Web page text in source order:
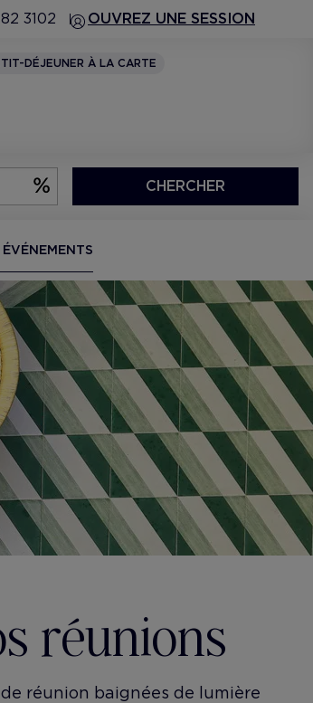
3102 OUVREZ UNE SESSION
DÉJEUNER À LA CARTE
CHERCHER
réunions
réunion baignées de lumière